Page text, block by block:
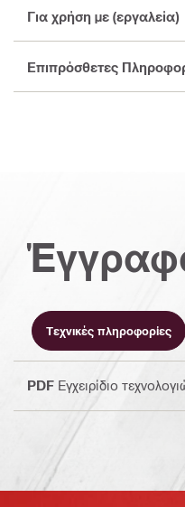
Για χρήση με (εργαλεία)
Επιπρόσθετες
Τεχνικές πληροφορίες
PDF Εγχειρίδιο